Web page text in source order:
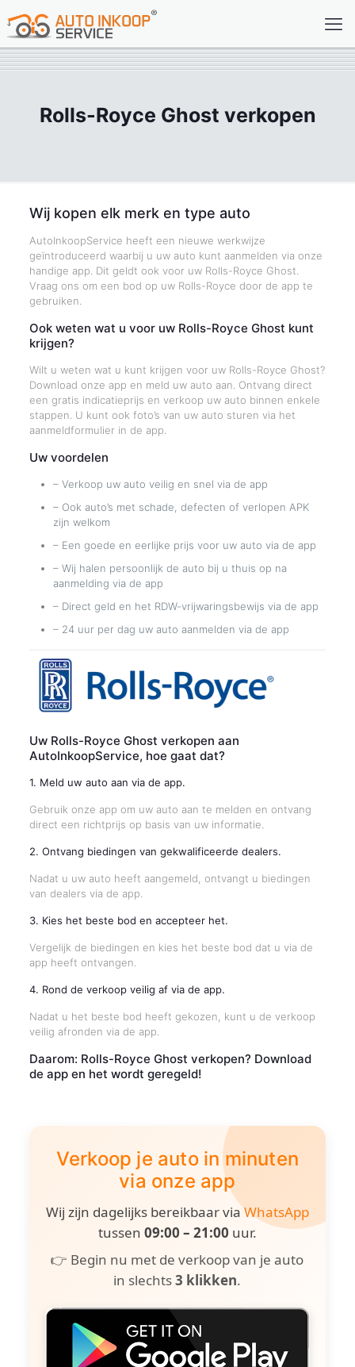
Rolls-Royce Ghost verkopen
Wij kopen elk merk en type auto
AutoInkoopService heeft een nieuwe werkwijze
geïntroduceerd waarbij u uw auto kunt aanmelden via onze
handige app. Dit geldt ook voor uw Rolls-Royce Ghost.
Vraag ons om een bod op uw Rolls-Royce door de app te
gebruiken.
Ook weten wat u voor uw Rolls-Royce Ghost kunt
krijgen?
Wilt u weten wat u kunt krijgen voor uw Rolls-Royce Ghost?
Download onze app en meld uw auto aan. Ontvang direct
een gratis indicatieprijs en verkoop uw auto binnen enkele
stappen. U kunt ook foto’s van uw auto sturen via het
aanmeldformulier in de app.
Uw voordelen
– Verkoop uw auto veilig en snel via de app
– Ook auto’s met schade, defecten of verlopen APK
zijn welkom
– Een goede en eerlijke prijs voor uw auto via de app
– Wij halen persoonlijk de auto bij u thuis op na
aanmelding via de app
– Direct geld en het RDW-vrijwaringsbewijs via de app
– 24 uur per dag uw auto aanmelden via de app
Uw Rolls-Royce Ghost verkopen aan
AutoInkoopService, hoe gaat dat?
1. Meld uw auto aan via de app.
Gebruik onze app om uw auto aan te melden en ontvang
direct een richtprijs op basis van uw informatie.
2. Ontvang biedingen van gekwalificeerde dealers.
Nadat u uw auto heeft aangemeld, ontvangt u biedingen
van dealers via de app.
3. Kies het beste bod en accepteer het.
Vergelijk de biedingen en kies het beste bod dat u via de
app heeft ontvangen.
4. Rond de verkoop veilig af via de app.
Nadat u het beste bod heeft gekozen, kunt u de verkoop
veilig afronden via de app.
Daarom: Rolls-Royce Ghost verkopen? Download
de app en het wordt geregeld!
Verkoop je auto in minuten
via onze app
Wij zijn dagelijks bereikbaar viaWhatsApp
tussen 09:00 – 21:00 uur.
👉 Begin nu met de verkoop van je auto
in slechts3 klikken.